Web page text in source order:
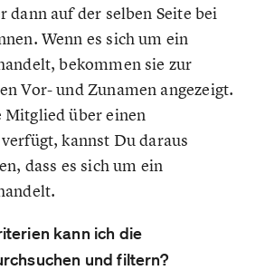
dann auf der selben Seite bei
Wenn es sich um ein
bekommen sie zur
Vor- und Zunamen angezeigt.
Mitglied über einen
kannst Du daraus
dass es sich um ein
kann ich die
und filtern?